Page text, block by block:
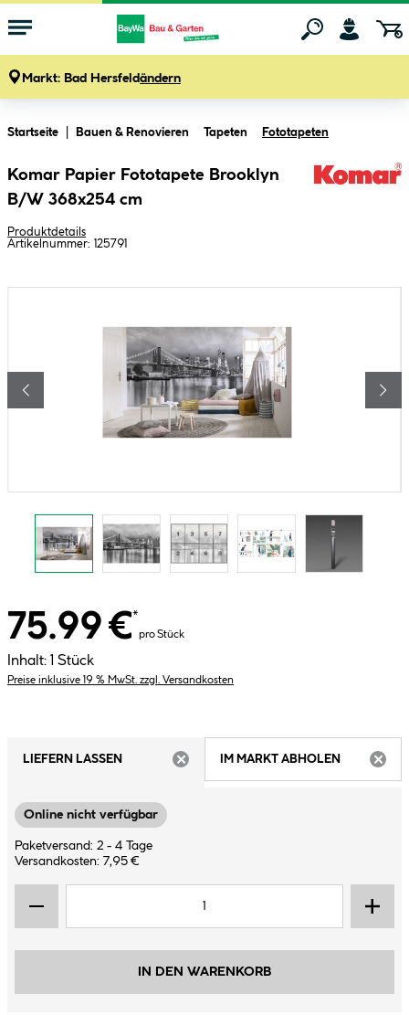
Markt: Bad Hersfeldändern
Startseite Bauen & Renovieren Tapeten Fototapeten
Komar Papier Fototapete Brooklyn
B/W 368x254 cm
Produktdetails
Artikelnummer: 125791
75.99 €*
pro Stück
Inhalt: 1 Stück
Preise inklusive 19 % MwSt. zzgl. Versandkosten
LIEFERN LASSEN
IM MARKT ABHOLEN
Online nicht verfügbar
Paketversand: 2 - 4 Tage
Versandkosten: 7,95 €
IN DEN WARENKORB